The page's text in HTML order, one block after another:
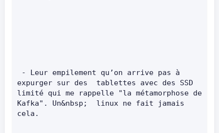
expurger sur des  tablettes avec des SSD
limité qui me rappelle "la métamorphose de
Kafka". Un&nbsp;  linux ne fait jamais
cela.